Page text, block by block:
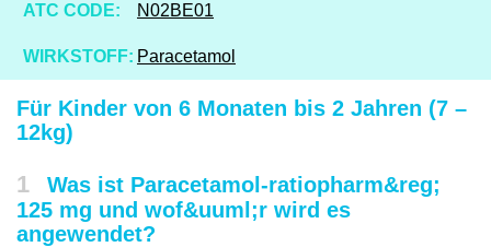
ATC CODE: N02BE01
WIRKSTOFF: Paracetamol
Für Kinder von 6 Monaten bis 2 Jahren (7 –
12kg)
1
Was ist Paracetamol-ratiopharm&reg;
125 mg und wof&uuml;r wird es
angewendet?